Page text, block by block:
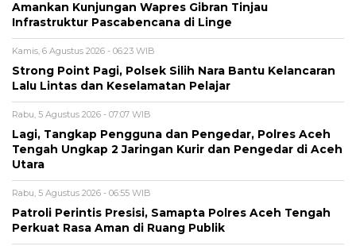
Amankan Kunjungan Wapres Gibran Tinjau
Infrastruktur Pascabencana di Linge
Kamis, 6 Agustus 2026 - 06:23 WIB
Strong Point Pagi, Polsek Silih Nara Bantu Kelancaran
Lalu Lintas dan Keselamatan Pelajar
Rabu, 5 Agustus 2026 - 07:07 WIB
Lagi, Tangkap Pengguna dan Pengedar, Polres Aceh
Tengah Ungkap 2 Jaringan Kurir dan Pengedar di Aceh
Utara
Rabu, 5 Agustus 2026 - 06:55 WIB
Patroli Perintis Presisi, Samapta Polres Aceh Tengah
Perkuat Rasa Aman di Ruang Publik